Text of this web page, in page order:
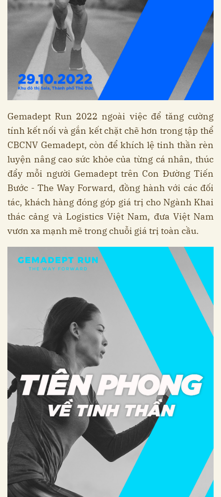
Gemadept Run 2022 ngoài việc để tăng cường
tính kết nối và gắn kết chặt chẽ hơn trong tập thể
CBCNV Gemadept, còn để khích lệ tinh thần rèn
luyện nâng cao sức khỏe của từng cá nhân, thúc
đẩy mỗi người Gemadept trên Con Đường Tiến
Bước - The Way Forward, đồng hành với các đối
tác, khách hàng đóng góp giá trị cho Ngành Khai
thác cảng và Logistics Việt Nam, đưa Việt Nam
vươn xa mạnh mẽ trong chuỗi giá trị toàn cầu.